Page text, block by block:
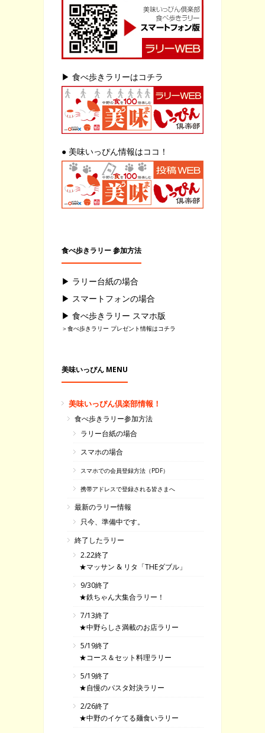
▶ 食べ歩きラリーはコチラ
● 美味いっぴん情報はココ！
食べ歩きラリー 参加方法
▶ ラリー台紙の場合
▶ スマートフォンの場合
▶ 食べ歩きラリー スマホ版
＞食べ歩きラリー プレゼント情報はコチラ
美味いっぴん MENU
美味いっぴん倶楽部情報！
食べ歩きラリー参加方法
ラリー台紙の場合
スマホの場合
スマホでの会員登録方法（PDF）
携帯アドレスで登録される皆さまへ
最新のラリー情報
只今、準備中です。
終了したラリー
2.22終了
★マッサン & リタ「THEダブル」
9/30終了
★鉄ちゃん大集合ラリー！
7/13終了
★中野らしさ満載のお店ラリー
5/19終了
★コース＆セット料理ラリー
5/19終了
★自慢のパスタ対決ラリー
2/26終了
★中野のイケてる麺食いラリー